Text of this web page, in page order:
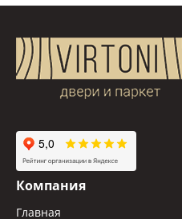
Компания
Главная